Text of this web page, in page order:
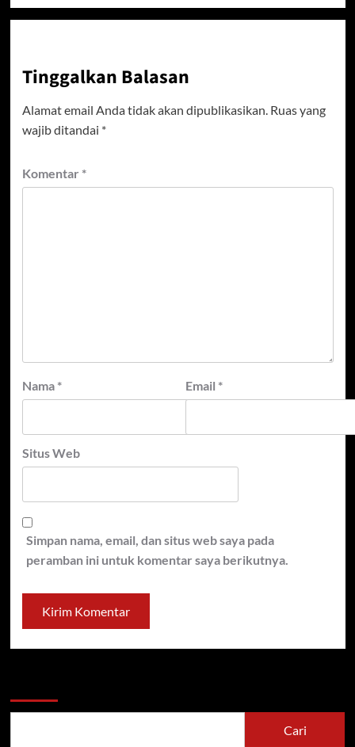
Tinggalkan Balasan
Alamat email Anda tidak akan dipublikasikan. Ruas yang
wajib ditandai *
Komentar *
Nama * Email *
Situs Web
Simpan nama, email, dan situs web saya pada
peramban ini untuk komentar saya berikutnya.
Cari